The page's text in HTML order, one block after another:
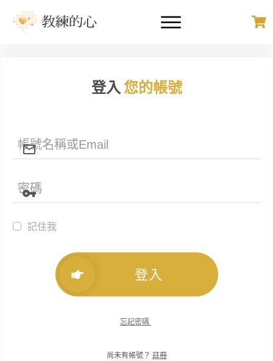
登入您的帳號
記住我
登入
忘記密碼
尚未有帳號？ 註冊